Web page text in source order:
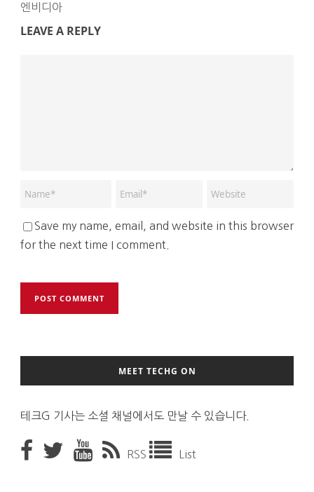
엔비디아
LEAVE A REPLY
Save my name, email, and website in this browser
for the next time I comment.
MEET TECHG ON
테크G 기사는 소셜 채널에서도 만날 수 있습니다.
RSS List